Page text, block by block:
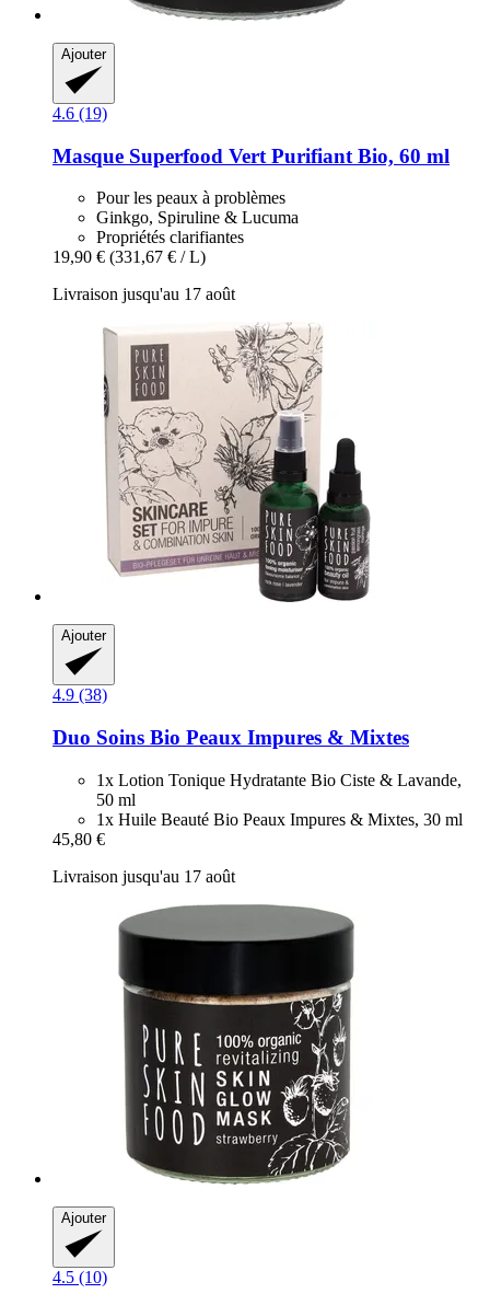
Ajouter
4.6 (19)
Masque Superfood Vert Purifiant Bio, 60 ml
Pour les peaux à problèmes
Ginkgo, Spiruline & Lucuma
Propriétés clarifiantes
19,90 € (331,67 € / L)
Livraison jusqu'au 17 août
Ajouter
4.9 (38)
Duo Soins Bio Peaux Impures & Mixtes
1x Lotion Tonique Hydratante Bio Ciste & Lavande,
50 ml
1x Huile Beauté Bio Peaux Impures & Mixtes, 30 ml
45,80 €
Livraison jusqu'au 17 août
Ajouter
4.5 (10)